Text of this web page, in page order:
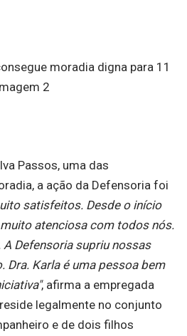
Passos, uma das
a ação da Defensoria foi
satisfeitos. Desde o início
atenciosa com todos nós.
Defensoria supriu nossas
Dra. Karla é uma pessoa bem
, afirma a empregada
legalmente no conjunto
e de dois filhos